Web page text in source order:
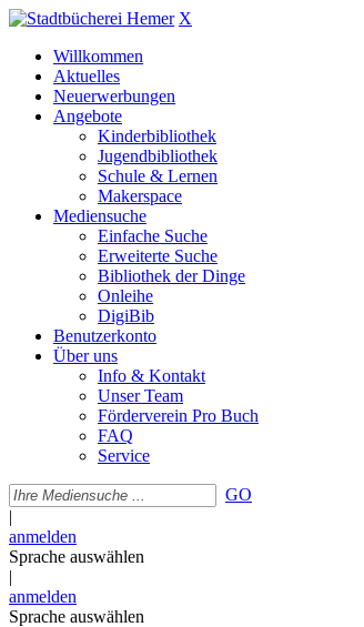
X
Willkommen
Aktuelles
Neuerwerbungen
Angebote
Kinderbibliothek
Jugendbibliothek
Schule & Lernen
Makerspace
Mediensuche
Einfache Suche
Erweiterte Suche
Bibliothek der Dinge
Onleihe
DigiBib
Benutzerkonto
Über uns
Info & Kontakt
Unser Team
Förderverein Pro Buch
FAQ
Service
GO
|
anmelden
Sprache auswählen
|
anmelden
Sprache auswählen